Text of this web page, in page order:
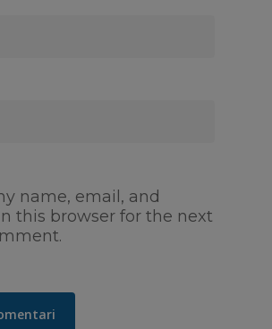
name, email, and
this browser for the next